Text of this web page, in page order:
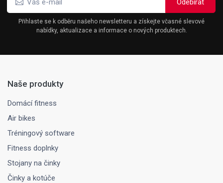
Přihlaste se k odběru našeho newsletteru a získejte včasné slevové
nabídky, aktualizace a informace o nových produktech.
Naše produkty
Domácí fitness
Air bikes
Tréningový software
Fitness doplnky
Stojany na činky
Činky a kotúče